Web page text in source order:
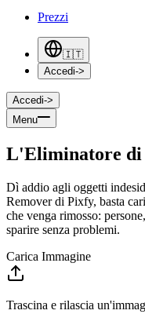
Prezzi
🇮🇹
Accedi->
Accedi->
Menu
L'Eliminatore di
Dì addio agli oggetti
Remover di Pixfy, basta
che venga rimosso:
sparire senza problemi.
Carica Immagine
Trascina e rilascia